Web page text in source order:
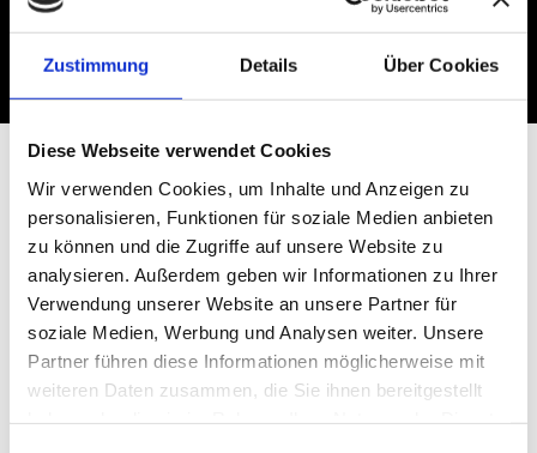
Zustimmung Details Über Cookies
Diese Webseite verwendet Cookies
Wir verwenden Cookies, um Inhalte und Anzeigen zu
personalisieren, Funktionen für soziale Medien anbieten
zu können und die Zugriffe auf unsere Website zu
analysieren. Außerdem geben wir Informationen zu Ihrer
Verwendung unserer Website an unsere Partner für
soziale Medien, Werbung und Analysen weiter. Unsere
Partner führen diese Informationen möglicherweise mit
weiteren Daten zusammen, die Sie ihnen bereitgestellt
TERMINBUCHUNG STAMMKUNDEN
Dieser Termin ist nur für angemeldete Stammkunden
der Online.Steuerberatung.Steuerprofi möglich.
Alle anderen Personen, die Fragen klären wollen,
buchen bitte ein
Beratungsgespräch